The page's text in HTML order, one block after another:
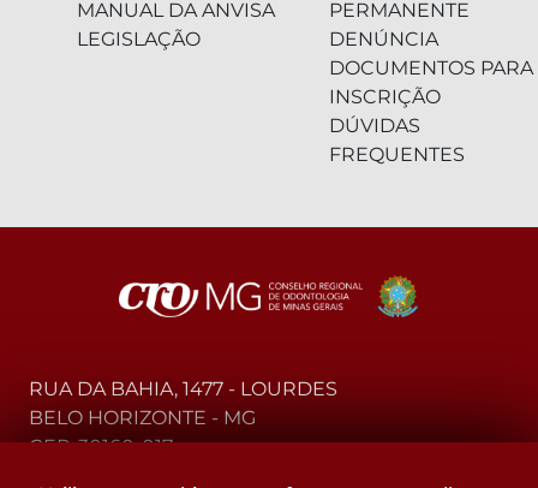
MANUAL DA ANVISA
LEGISLAÇÃO
PERMANENTE
DENÚNCIA
DOCUMENTOS PARA
INSCRIÇÃO
DÚVIDAS
FREQUENTES
RUA DA BAHIA, 1477 - LOURDES
BELO HORIZONTE - MG
CEP: 30160-017